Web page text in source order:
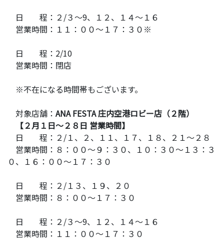
日 程：２/３～9、１２、１４～１６
営業時間：１１：００～１７：３０※
日 程：2/10
営業時間：閉店
※不在になる時間帯もございます。
対象店舗： ANA FESTA 庄内空港ロビー店（２階）
【２月１日～２８日 営業時間】
日 程：２/１、２、１１、１７、１８、２１～２８
営業時間：８：００～９：３０、１０：３０～１３：３
０、１６：００～１７：３０
日 程：２/１３、１９、２０
営業時間：８：００～１７：３０
日 程：２/３～9、１２、１４～１６
営業時間：１１：００～１７：３０